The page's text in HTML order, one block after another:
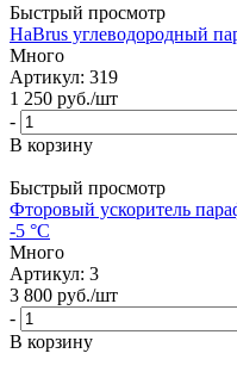
Быстрый просмотр
HaBrus углеводородный
Много
Артикул: 319
1 250 руб./шт
-
В корзину
Быстрый просмотр
Фторовый ускоритель
-5 °C
Много
Артикул: 3
3 800 руб./шт
-
В корзину